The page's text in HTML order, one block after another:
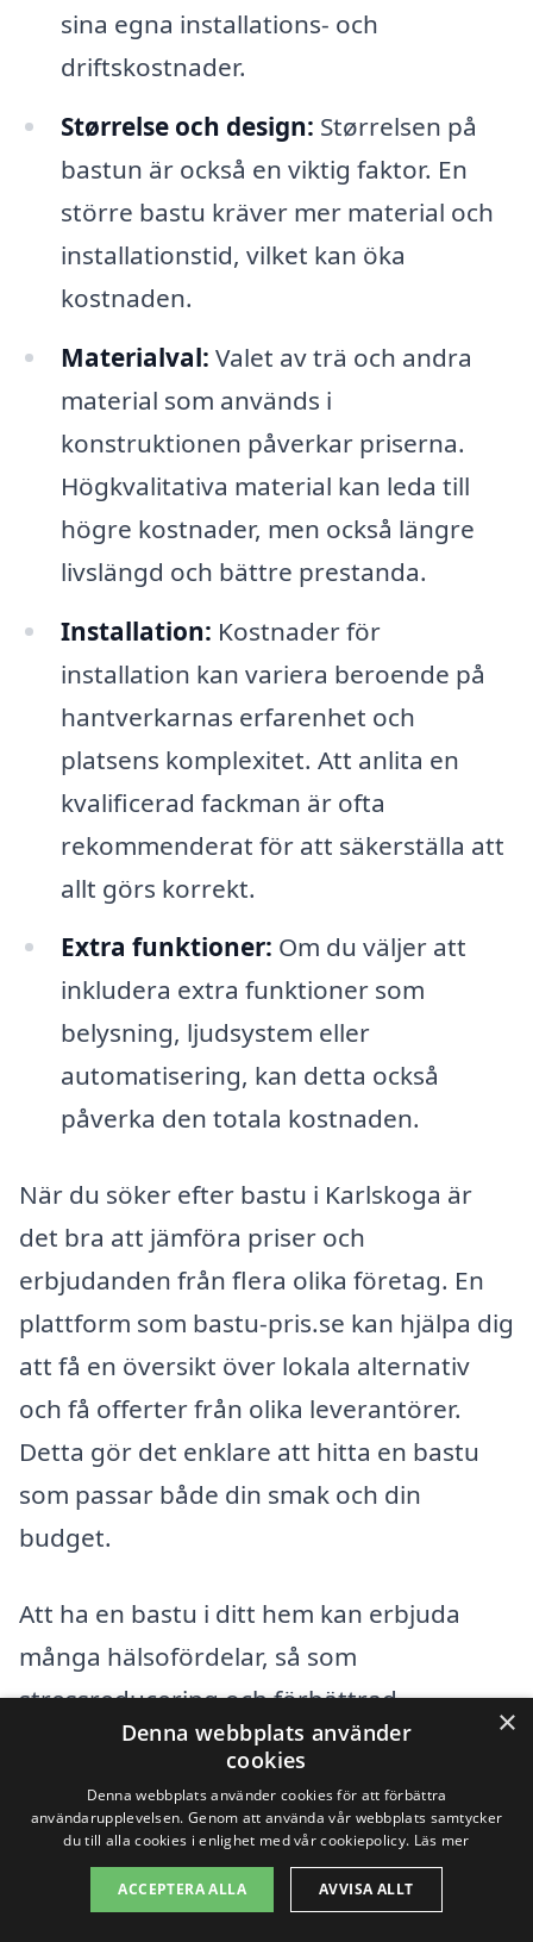
sina egna installations- och
driftskostnader.
Størrelse och design: Størrelsen på
bastun är också en viktig faktor. En
större bastu kräver mer material och
installationstid, vilket kan öka
kostnaden.
Materialval: Valet av trä och andra
material som används i
konstruktionen påverkar priserna.
Högkvalitativa material kan leda till
högre kostnader, men också längre
livslängd och bättre prestanda.
Installation: Kostnader för
installation kan variera beroende på
hantverkarnas erfarenhet och
platsens komplexitet. Att anlita en
kvalificerad fackman är ofta
rekommenderat för att säkerställa att
allt görs korrekt.
Extra funktioner: Om du väljer att
inkludera extra funktioner som
belysning, ljudsystem eller
automatisering, kan detta också
påverka den totala kostnaden.
När du söker efter bastu i Karlskoga är
det bra att jämföra priser och
erbjudanden från flera olika företag. En
plattform som bastu-pris.se kan hjälpa dig
att få en översikt över lokala alternativ
och få offerter från olika leverantörer.
Detta gör det enklare att hitta en bastu
som passar både din smak och din
budget.
Att ha en bastu i ditt hem kan erbjuda
många hälsofördelar, så som
stressreducering och förbättrad
cirkulation. Därför är det värt att
investera tid och resurser i att hitta rätt
lösning för bastu i Karlskoga, så du kan
njuta av alla fördelar det har att erbjuda.
×
Denna webbplats använder
cookies
Denna webbplats använder cookies för att förbättra
användarupplevelsen. Genom att använda vår webbplats samtycker
du till alla cookies i enlighet med vår cookiepolicy. Läs mer
ACCEPTERA ALLA AVVISA ALLT